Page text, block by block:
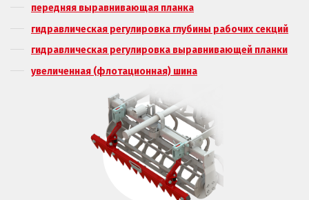
передняя выравнивающая планка
гидравлическая регулировка глубины рабочих секций
гидравлическая регулировка выравнивающей планки
увеличенная (флотационная) шина